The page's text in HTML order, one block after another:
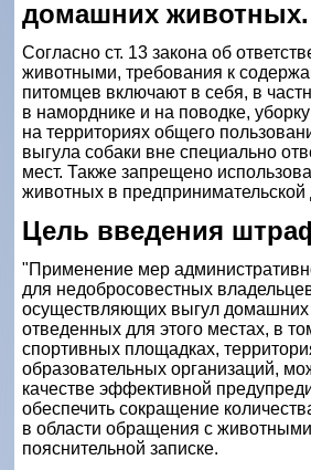
домашних животных.
Согласно ст. 13 закона об
животными, требования к
питомцев включают в себя, в
в наморднике и на поводке,
на территориях общего
выгула собаки вне специально
мест. Также запрещено
животных в предпринимательской
Цель введения
"Применение мер
для недобросовестных
осуществляющих выгул
отведенных для этого местах, в
спортивных площадках,
образовательных организаций,
качестве эффективной
обеспечить сокращение
в области обращения с
пояснительной записке.